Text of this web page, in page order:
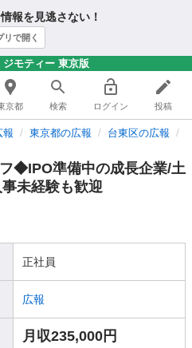
報を見逃さない！
リで開く
モティー 東京版
京都 検索 ログイン 投稿
報 東京都の広報 台東区の広報
フ◆IPO準備中の成長企業/土
未経験も歓迎
正社員
広報
月収235,000円